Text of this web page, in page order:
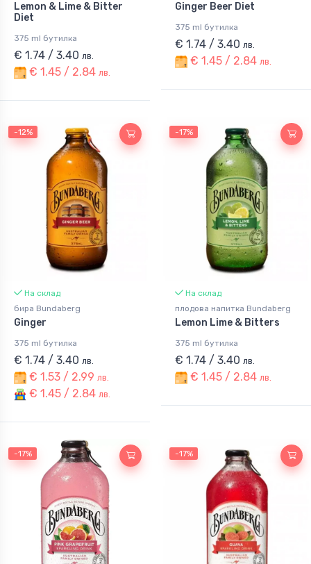
Lemon & Lime & Bitter
Diet
375 ml бутилка
€ 1.74 / 3.40 лв.
€ 1.45 / 2.84 лв.
Ginger Beer Diet
375 ml бутилка
€ 1.74 / 3.40 лв.
€ 1.45 / 2.84 лв.
-12%
На склад
бира Bundaberg
Ginger
375 ml бутилка
€ 1.74 / 3.40 лв.
€ 1.53 / 2.99 лв.
€ 1.45 / 2.84 лв.
-17%
На склад
плодова напитка Bundaberg
Lemon Lime & Bitters
375 ml бутилка
€ 1.74 / 3.40 лв.
€ 1.45 / 2.84 лв.
-17% -17%